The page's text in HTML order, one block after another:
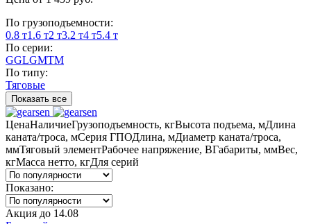
По грузоподъемности:
0.8 т1.6 т2 т3.2 т4 т5.4 т
По серии:
GGLGMTM
По типу:
Тяговые
Показать все
ЦенаНаличиеГрузоподъемность, кгВысота подъема, мДлина
каната/троса, мСерия ГПОДлина, мДиаметр каната/троса,
ммТяговый элементРабочее напряжение, ВГабариты, ммВес,
кгМасса нетто, кгДля серий
Показано:
Акция до 14.08